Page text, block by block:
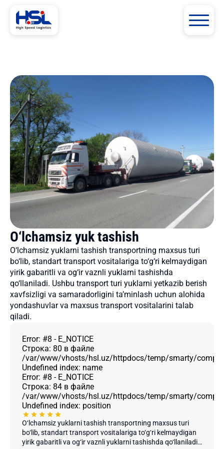
O‘lchamsiz yuk tashish
O‘lchamsiz yuklarni tashish transportning maxsus turi
bo‘lib, standart transport vositalariga to‘g‘ri kelmaydigan
yirik gabaritli va og‘ir vaznli yuklarni tashishda
qo‘llaniladi. Ushbu transport turi yuklarni yetkazib berish
xavfsizligi va samaradorligini ta’minlash uchun alohida
yondashuvlar va maxsus transport vositalarini talab
qiladi.
Error: #8 - E_NOTICE
Строка: 80 в файле
/var/www/vhosts/hsl.uz/httpdocs/temp/smarty/
Undefined index: name
Error: #8 - E_NOTICE
Строка: 84 в файле
/var/www/vhosts/hsl.uz/httpdocs/temp/smarty/
Undefined index: position
O‘lchamsiz yuklarni tashish transportning maxsus turi
bo‘lib, standart transport vositalariga to‘g‘ri kelmaydigan
yirik gabaritli va og‘ir vaznli yuklarni tashishda qo‘llaniladi.